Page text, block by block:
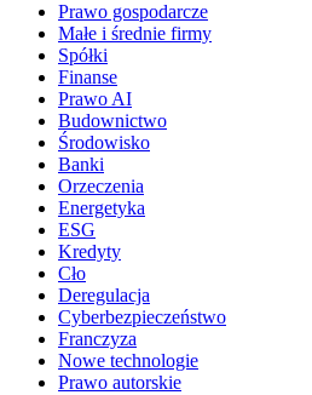
Prawo gospodarcze
Małe i średnie firmy
Spółki
Finanse
Prawo AI
Budownictwo
Środowisko
Banki
Orzeczenia
Energetyka
ESG
Kredyty
Cło
Deregulacja
Cyberbezpieczeństwo
Franczyza
Nowe technologie
Prawo autorskie